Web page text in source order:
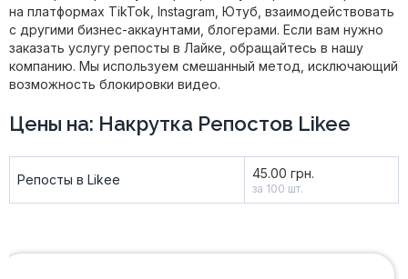
на платформах TikTok, Instagram, Ютуб, взаимодействовать
с другими бизнес-аккаунтами, блогерами. Если вам нужно
заказать услугу репосты в Лайке, обращайтесь в нашу
компанию. Мы используем смешанный метод, исключающий
возможность блокировки видео.
Цены на: Накрутка Репостов Likee
Репосты в Likee 45.00 грн.
за 100 шт.